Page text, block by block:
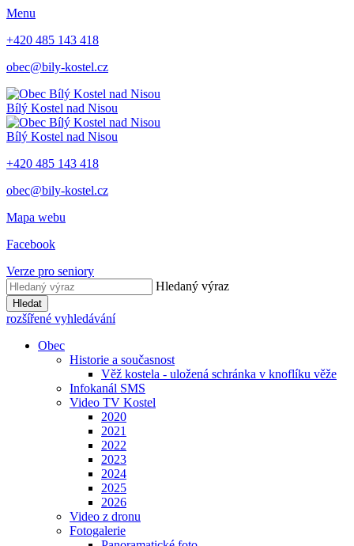
Menu
+420 485 143 418
obec@bily-kostel.cz
Bílý Kostel nad Nisou
Bílý Kostel nad Nisou
+420 485 143 418
obec@bily-kostel.cz
Mapa webu
Facebook
Verze pro seniory
Hledaný výraz
Hledat
rozšířené vyhledávání
Obec
Historie a současnost
Věž kostela - uložená schránka v knoflíku věže
Infokanál SMS
Video TV Kostel
2020
2021
2022
2023
2024
2025
2026
Video z dronu
Fotogalerie